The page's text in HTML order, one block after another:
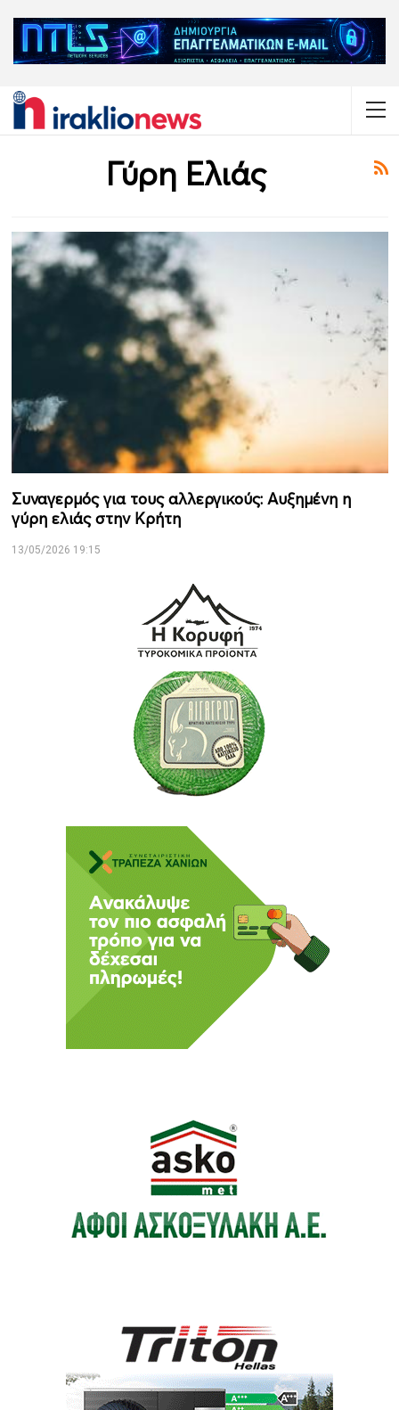
Γύρη Ελιάς
Συναγερμός για τους αλλεργικούς: Αυξημένη η
γύρη ελιάς στην Κρήτη
13/05/2026 19:15